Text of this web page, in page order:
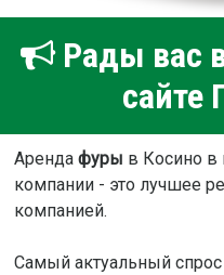
Рады вас
сайте
Аренда фуры в Косино в
компании - это лучшее
компанией.
Самый актуальный